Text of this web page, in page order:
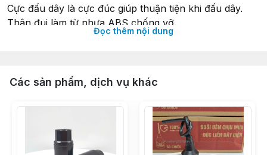
Cực đấu dây là cực đúc giúp thuận tiện khi đấu dây.
Thân đui làm từ nhựa ABS chống vỡ.
Lưỡi gà đảm bảo tiếp xúc điện giữa bóng và đui đèn.
THÔNG SỐ KỸ THUẬT:
Màu sắc: Trắng
Nhựa ABS chống vỡ
Đọc thêm nội dung
Các sản phẩm, dịch vụ khác